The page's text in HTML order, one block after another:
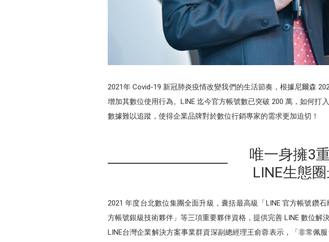
2021年 Covid-19 新冠肺炎疫情改變我們的生活節奏，根據尼爾森
增加其數位使用行為。LINE 迄今官方帳號數已突破 200 萬，如何
數據難以追蹤，使得企業品牌對於數位行銷專家的需求更加迫切！
唯一身擁3
LINE生態
2021 年度台北數位集團全面升級，囊括最高級「LINE 官方帳號鑽
方帳號銀級技術夥伴」等三項重要夥伴資格，提供完善 LINE 數位解
LINE台灣企業解決方案事業群資深副總經理王俞蓉表示，「非常佩